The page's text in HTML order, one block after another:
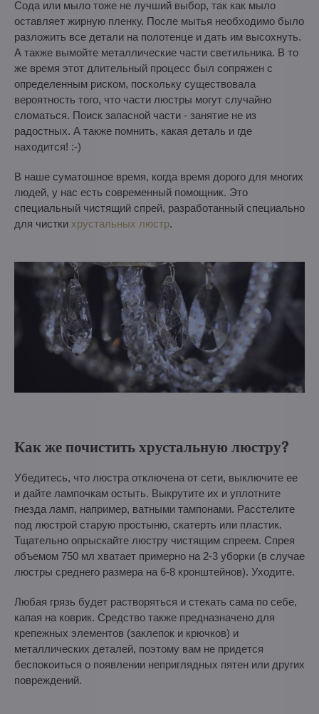
Сода или мыло тоже не лучший выбор, так как мыло
оставляет жирную пленку. После мытья необходимо было
разложить все детали на полотенце и дать им высохнуть.
А также вымойте металлические части светильника. В то
же время этот длительный процесс был сопряжен с
определенным риском, поскольку существовала
вероятность того, что части люстры могут случайно
сломаться. Поиск запасной части - занятие не из
радостных. А также помнить, какая деталь и где
находится! :-)
В наше суматошное время, когда время дорого для многих
людей, у нас есть современный помощник. Это
специальный чистящий спрей, разработанный специально
для чистки хрустальных люстр.
Как же почистить хрустальную люстру?
Убедитесь, что люстра отключена от сети, выключите ее
и дайте лампочкам остыть. Выкрутите их и уплотните
гнезда ламп, например, ватными тампонами. Расстелите
под люстрой старую простыню, скатерть или пластик.
Тщательно опрыскайте люстру чистящим спреем. Спрея
объемом 750 мл хватает примерно на 2-3 уборки (в случае
люстры среднего размера на 6-8 кронштейнов). Уходите.
Любая грязь будет растворяться и стекать сама по себе,
капая на коврик. Средство также предназначено для
крепежных элементов (заклепок и крючков) и
металлических деталей, поэтому вам не придется
беспокоиться о появлении неприглядных пятен или других
повреждений.